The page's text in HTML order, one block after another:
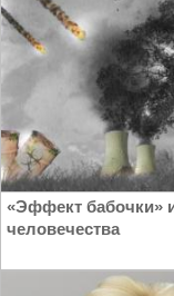
«Эффект бабочки»
человечества